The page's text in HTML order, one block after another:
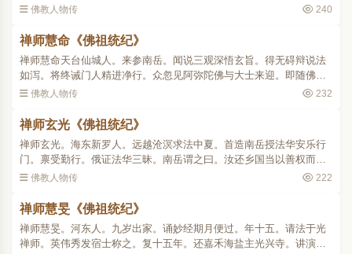
至巴丘叹曰。此地禅法罕闻宜可开示。有道懿禅师。邀居道因寺。专
佛教人物传 240
禅师慧命《佛祖统纪》
禅师慧命天台仙城人。来参南岳。闻说三观深悟玄旨。得无碍辩说法
如泻。将终诫门人精进净行。众忽见阿弥陀佛与大士来迎。即随佛向
西升空而去 。
佛教人物传 232
禅师玄光《佛祖统纪》
禅师玄光。海东新罗人。远越沧溟求法中夏。首造南岳授法华安乐行
门。禀受勤行。俄证法华三昧。南岳谓之曰。汝还乡国当以善权而行
化度。若负螟蛉以成蜾蠃者也(诗。螟蛉有子。蜾蠃负之。教诲尔子。
佛教人物传 222
禅师慧旻《佛祖统纪》
禅师慧旻。河东人。九岁出家。诵妙经期月便过。年十五。请法于光
禅师。英伟秀发宿士称之。复十五年。还嘉禾海盐主光兴寺。讲演法